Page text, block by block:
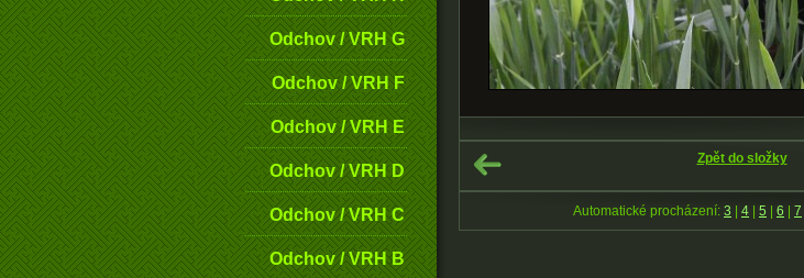
Odchov / VRH G
Odchov / VRH F
Odchov / VRH E
Odchov / VRH D
Odchov / VRH C
Odchov / VRH B
Zpět do složky
Automatické procházení: 3 4 5 6 7